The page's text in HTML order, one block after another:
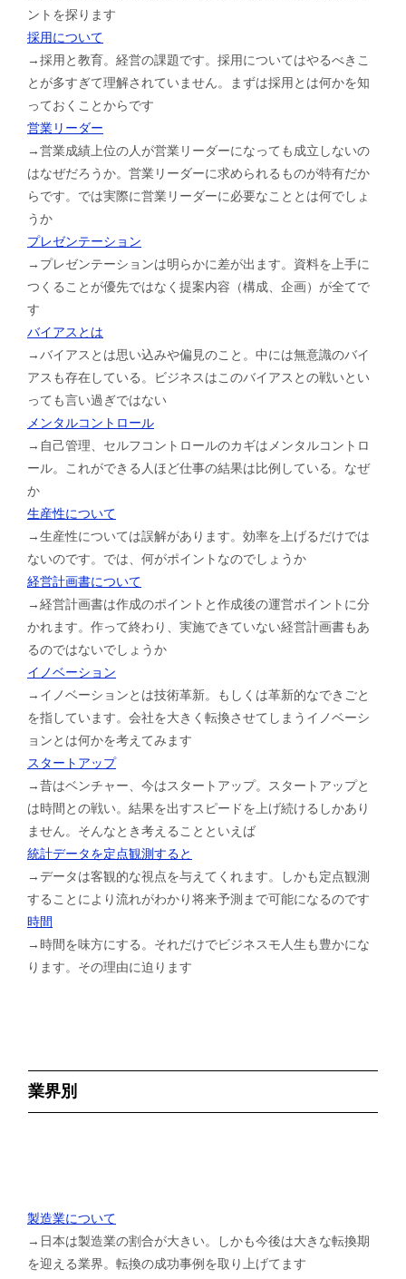
ントを探ります
採用について
→採用と教育。経営の課題です。採用についてはやるべきこ
とが多すぎて理解されていません。まずは採用とは何かを知
っておくことからです
営業リーダー
→営業成績上位の人が営業リーダーになっても成立しないの
はなぜだろうか。営業リーダーに求められるものが特有だか
らです。では実際に営業リーダーに必要なこととは何でしょ
うか
プレゼンテーション
→プレゼンテーションは明らかに差が出ます。資料を上手に
つくることが優先ではなく提案内容（構成、企画）が全てで
す
バイアスとは
→バイアスとは思い込みや偏見のこと。中には無意識のバイ
アスも存在している。ビジネスはこのバイアスとの戦いとい
っても言い過ぎではない
メンタルコントロール
→自己管理、セルフコントロールのカギはメンタルコントロ
ール。これができる人ほど仕事の結果は比例している。なぜ
か
生産性について
→生産性については誤解があります。効率を上げるだけでは
ないのです。では、何がポイントなのでしょうか
経営計画書について
→経営計画書は作成のポイントと作成後の運営ポイントに分
かれます。作って終わり、実施できていない経営計画書もあ
るのではないでしょうか
イノベーション
→イノベーションとは技術革新。もしくは革新的なできごと
を指しています。会社を大きく転換させてしまうイノベーシ
ョンとは何かを考えてみます
スタートアップ
→昔はベンチャー、今はスタートアップ。スタートアップと
は時間との戦い。結果を出すスピードを上げ続けるしかあり
ません。そんなとき考えることといえば
統計データを定点観測すると
→データは客観的な視点を与えてくれます。しかも定点観測
することにより流れがわかり将来予測まで可能になるのです
時間
→時間を味方にする。それだけでビジネスモ人生も豊かにな
ります。その理由に迫ります
業界別
製造業について
→日本は製造業の割合が大きい。しかも今後は大きな転換期
を迎える業界。転換の成功事例を取り上げてます